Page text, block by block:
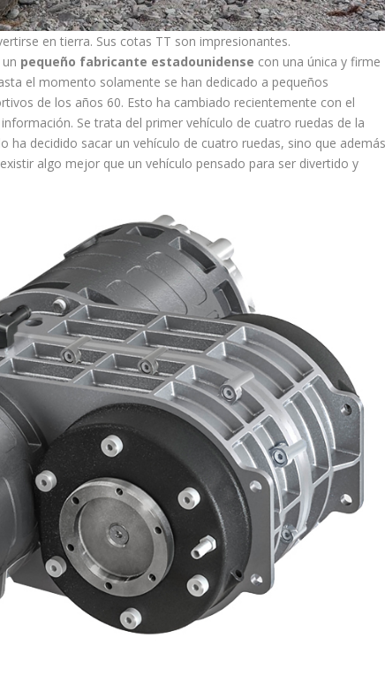
en tierra. Sus cotas TT son impresionantes.
pequeño fabricante estadounidense con una única y firme
el momento solamente se han dedicado a pequeños
de los años 60. Esto ha cambiado recientemente con el
Se trata del primer vehículo de cuatro ruedas de la
ha decidido sacar un vehículo de cuatro ruedas, sino que
algo mejor que un vehículo pensado para ser divertido y